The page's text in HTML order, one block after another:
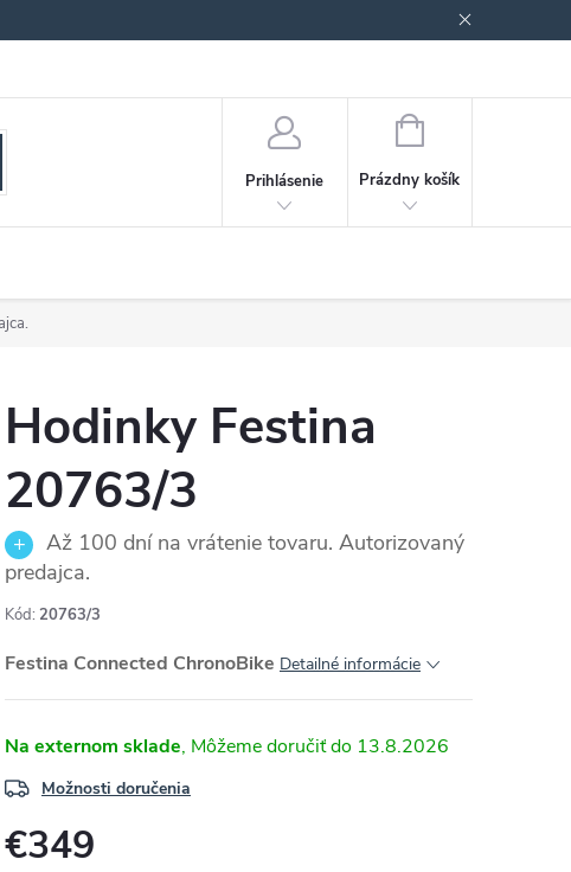
Prihlásenie
NÁKUPNÝ
Prázdny košík
Hodinky Festina
20763/3
Až 100 dní na vrátenie tovaru. Autorizovaný
predajca.
Kód: 20763/3
Festina Connected ChronoBike Detailné informácie
Na externom sklade 13.8.2026
Možnosti doručenia
€349